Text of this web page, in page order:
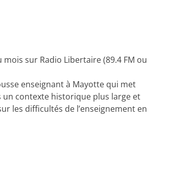
mois sur Radio Libertaire (89.4 FM ou
enseignant à Mayotte qui met
un contexte historique plus large et
les difficultés de l’enseignement en